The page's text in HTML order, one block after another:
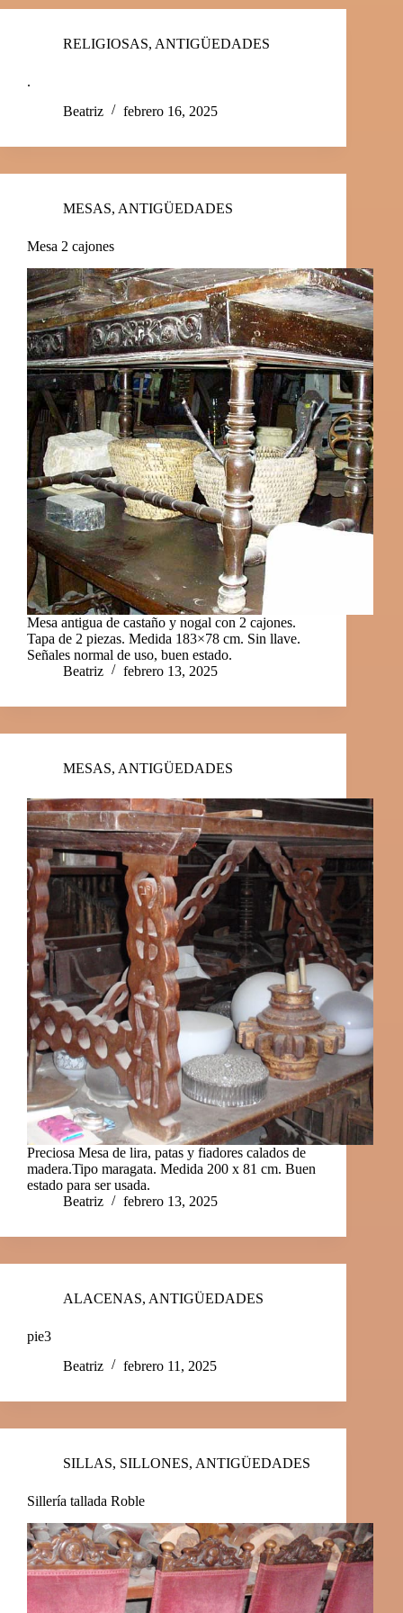
RELIGIOSAS, ANTIGÜEDADES
.
Beatriz
febrero 16, 2025
MESAS, ANTIGÜEDADES
Mesa 2 cajones
Mesa antigua de castaño y nogal con 2 cajones.
Tapa de 2 piezas. Medida 183×78 cm. Sin llave.
Señales normal de uso, buen estado.
Beatriz
febrero 13, 2025
MESAS, ANTIGÜEDADES
Preciosa Mesa de lira, patas y fiadores calados de
madera.Tipo maragata. Medida 200 x 81 cm. Buen
estado para ser usada.
Beatriz
febrero 13, 2025
ALACENAS, ANTIGÜEDADES
pie3
Beatriz
febrero 11, 2025
SILLAS, SILLONES, ANTIGÜEDADES
Sillería tallada Roble